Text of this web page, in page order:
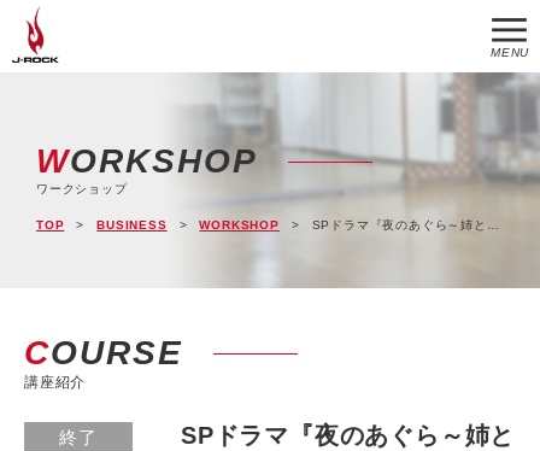
MENU
WORKSHOP
ワークショップ
TOP BUSINESS WORKSHOP SPドラマ『夜のあぐら～姉と弟と私～』(井上真央、尾野真千子、村上虹郎/BS松竹東急)、映画『鈴木家の嘘』の野尻克己監督による10名限定の演技ワークショップ。9/24(土)25(日)開催！
COURSE
講座紹介
終了
SPドラマ『夜のあぐら～姉と